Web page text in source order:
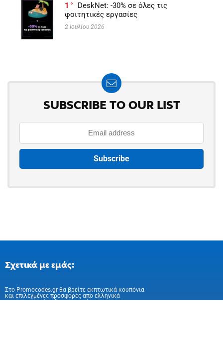
1
DeskNet: -30% σε όλες τις
φοιτητικές εργασίες
2 Ιουλίου 2026
SUBSCRIBE TO OUR LIST
Σχετικά με εμάς:
Στo Promocodes.gr θα βρείτε εκπτωτικά κουπόνια
και επιλεγμένες προσφορές απο ελληνικά
και ευρωπαικά online καταστήματα